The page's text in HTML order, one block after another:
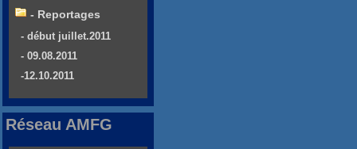
- Reportages
- début juillet.2011
- 09.08.2011
-12.10.2011
Réseau AMFG